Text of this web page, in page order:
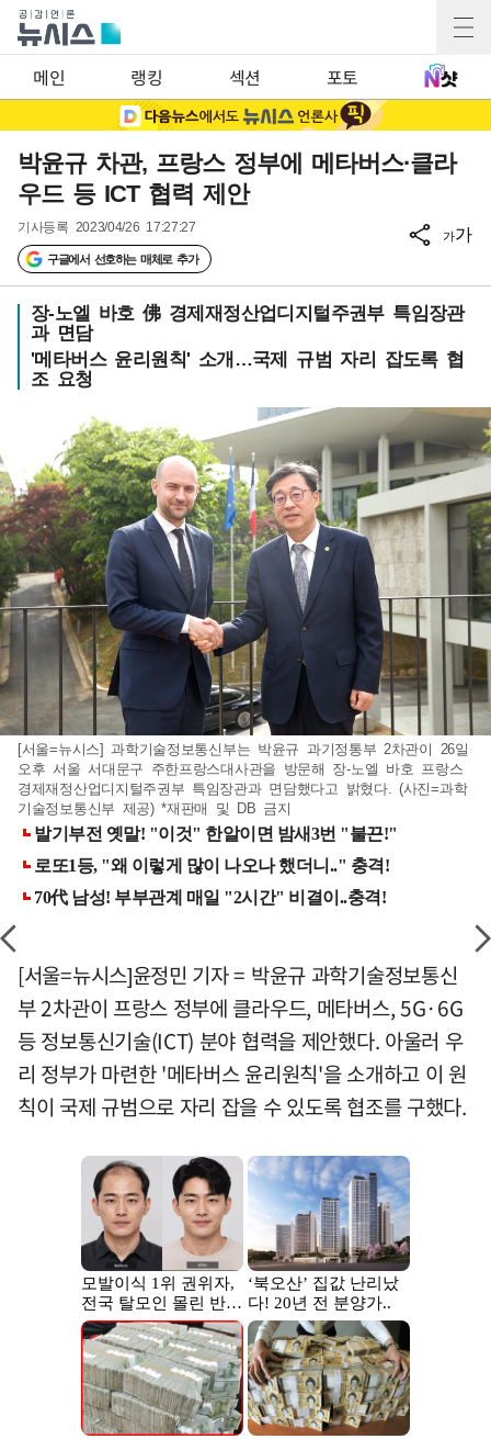
메인 랭킹 섹션 포토
박윤규 차관, 프랑스 정부에 메타버스·클라
우드 등 ICT 협력 제안
기사등록 2023/04/26 17:27:27
구글에서 선호하는 매체로 추가
가가
장-노엘 바호 佛 경제재정산업디지털주권부 특임장관
과 면담
'메타버스 윤리원칙' 소개…국제 규범 자리 잡도록 협
조 요청
[서울=뉴시스] 과학기술정보통신부는 박윤규 과기정통부 2차관이 26일
오후 서울 서대문구 주한프랑스대사관을 방문해 장-노엘 바호 프랑스
경제재정산업디지털주권부 특임장관과 면담했다고 밝혔다. (사진=과학
기술정보통신부 제공) *재판매 및 DB 금지
[서울=뉴시스]윤정민 기자 = 박윤규 과학기술정보통신
부 2차관이 프랑스 정부에 클라우드, 메타버스, 5G·6G
등 정보통신기술(ICT) 분야 협력을 제안했다. 아울러 우
리 정부가 마련한 '메타버스 윤리원칙'을 소개하고 이 원
칙이 국제 규범으로 자리 잡을 수 있도록 협조를 구했다.